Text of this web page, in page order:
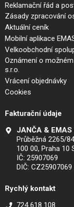
Reklamační řád a
Zásady zpracování
Aktuální ceník
Mobilní aplikace
Velkoobchodní
Oznámení o
s.r.o.
Vrácení objednávky
Cookies
Fakturační údaje
JANČA &
Průběžná 2265/84
100 00, Praha 10
IČ: 25907069
DIČ: CZ25907069
Rychlý kontakt
724 618 108